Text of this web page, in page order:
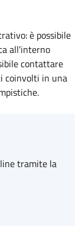
è possibile
all'interno
contattare
coinvolti in una
tramite la